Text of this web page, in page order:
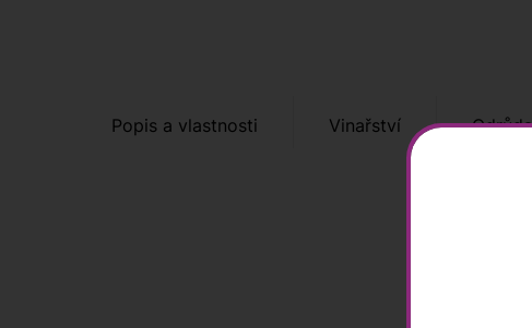
Popis a vlastnosti Vinařství Odrůda